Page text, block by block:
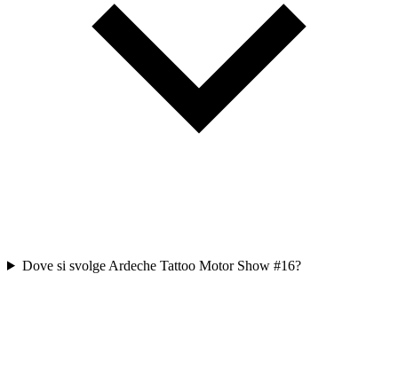
Dove si svolge Ardeche Tattoo Motor Show #16?